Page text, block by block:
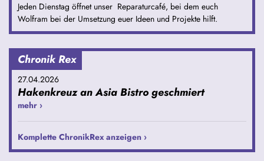
Jeden Dienstag öffnet unser Reparaturcafé, bei dem euch
Wolfram bei der Umsetzung euer Ideen und Projekte hilft.
Chronik Rex
27.04.2026
Hakenkreuz an Asia Bistro geschmiert
mehr ›
Komplette ChronikRex anzeigen ›